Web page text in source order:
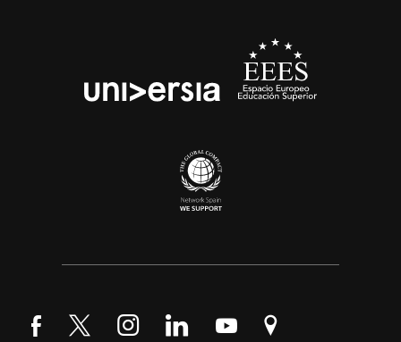
Síguenos en Facebook
Síguenos en Twitter
Síguenos en Instagram
Síguenos en LinkedIn
Síguenos en YouTube
Encuéntranos en